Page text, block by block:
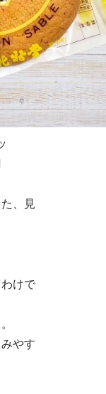
、見
けで
やす